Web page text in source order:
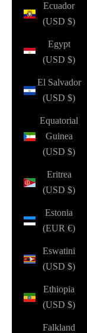
Ecuador
(USD $)
Egypt
(USD $)
El Salvador
(USD $)
Equatorial
Guinea
(USD $)
Eritrea
(USD $)
Estonia
(EUR €)
Eswatini
(USD $)
Ethiopia
(USD $)
Falkland